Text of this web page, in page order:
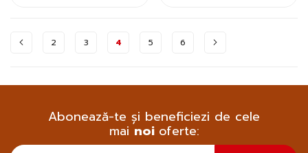
Pagina 2 3 4 5 6
Abonează-te și beneficiezi de cele
mai noi oferte: